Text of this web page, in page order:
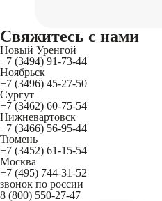
Свяжитесь с нами
Новый Уренгой
+7 (3494) 91-73-44
Ноябрьск
+7 (3496) 45-27-50
Сургут
+7 (3462) 60-75-54
Нижневартовск
+7 (3466) 56-95-44
Тюмень
+7 (3452) 61-15-54
Москва
+7 (495) 744-31-52
звонок по россии
8 (800) 550-27-47